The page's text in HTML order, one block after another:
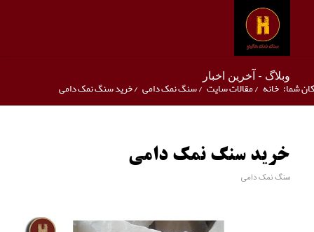
وبلاگ - آخرین اخبار
شما: خانه /مقالات سایت /سنگ نمک دامی /خرید سنگ نمک دامی
خرید سنگ نمک دامی
سنگ نمک دامی